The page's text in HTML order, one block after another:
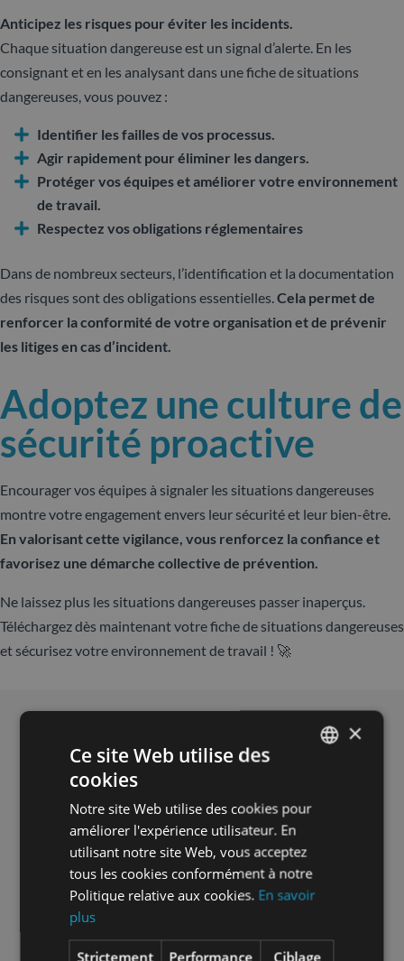
Anticipez les risques pour éviter les incidents.
Chaque situation dangereuse est un signal d’alerte. En les
consignant et en les analysant dans une fiche de situations
dangereuses, vous pouvez :
Identifier les failles de vos processus.
Agir rapidement pour éliminer les dangers.
Protéger vos équipes et améliorer votre environnement
de travail.
Respectez vos obligations réglementaires
Dans de nombreux secteurs, l’identification et la documentation
des risques sont des obligations essentielles. Cela permet de
renforcer la conformité de votre organisation et de prévenir
les litiges en cas d’incident.
Adoptez une culture de
sécurité proactive
Encourager vos équipes à signaler les situations dangereuses
montre votre engagement envers leur sécurité et leur bien-être.
En valorisant cette vigilance, vous renforcez la confiance et
favorisez une démarche collective de prévention.
Ne laissez plus les situations dangereuses passer inaperçus.
Téléchargez dès maintenant votre fiche de situations dangereuses
et sécurisez votre environnement de travail ! 🚀
Téléchargez votre copie gratuite «
Fiche de situations dangereuses »
Nom *
SPANISH
×
Ce site Web utilise des
cookies
Notre site Web utilise des cookies pour
améliorer l'expérience utilisateur. En
utilisant notre site Web, vous acceptez
tous les cookies conformément à notre
Politique relative aux cookies. En savoir
plus
Strictement Performance Ciblage